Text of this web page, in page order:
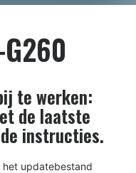
te werken:
de laatste
instructies.
het updatebestand